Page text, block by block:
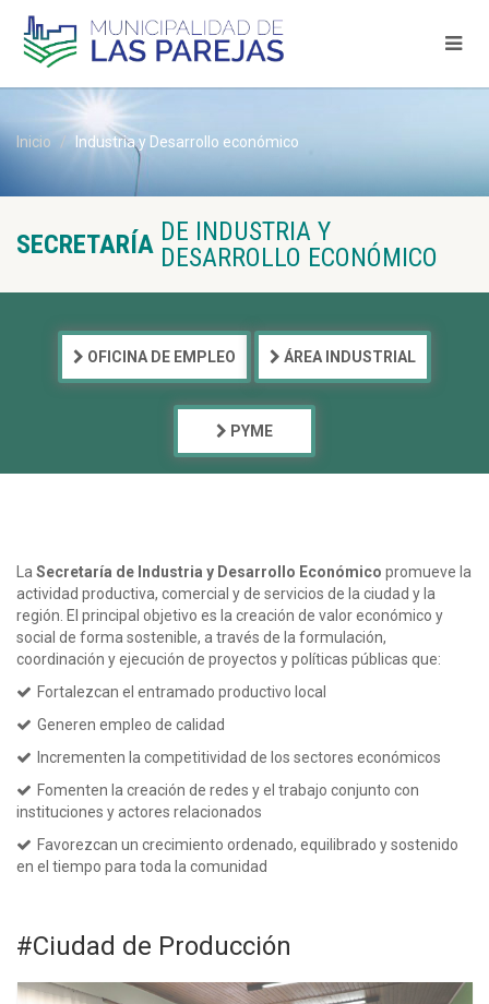
Inicio Industria y Desarrollo económico
SECRETARÍA DE INDUSTRIA Y
DESARROLLO ECONÓMICO
OFICINA DE EMPLEO ÁREA INDUSTRIAL
PYME
La Secretaría de Industria y Desarrollo Económico promueve la
actividad productiva, comercial y de servicios de la ciudad y la
región. El principal objetivo es la creación de valor económico y
social de forma sostenible, a través de la formulación,
coordinación y ejecución de proyectos y políticas públicas que:
Fortalezcan el entramado productivo local
Generen empleo de calidad
Incrementen la competitividad de los sectores económicos
Fomenten la creación de redes y el trabajo conjunto con
instituciones y actores relacionados
Favorezcan un crecimiento ordenado, equilibrado y sostenido
en el tiempo para toda la comunidad
#Ciudad de Producción